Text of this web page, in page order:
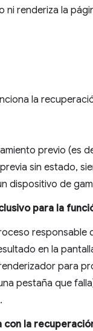
renderiza la
la
previo (es
sin estado,
dispositivo de
para la
responsable
en la
para
pestaña que
la